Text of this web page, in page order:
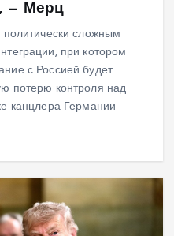
— Мерц
политически сложным
при котором
с Россией будет
потерю контроля над
канцлера Германии